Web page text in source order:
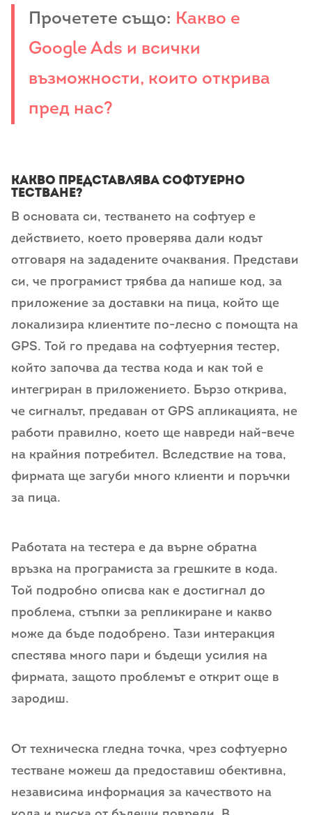
Прочетете също: Какво е
Google Ads и всички
възможности, които открива
пред нас?
Какво представлява софтуерно
тестване?
В основата си, тестването на софтуер е
действието, което проверява дали кодът
отговаря на зададените очаквания. Представи
си, че програмист трябва да напише код, за
приложение за доставки на пица, който ще
локализира клиентите по-лесно с помощта на
GPS. Той го предава на софтуерния тестер,
който започва да тества кода и как той е
интегриран в приложението. Бързо открива,
че сигналът, предаван от GPS апликацията, не
работи правилно, което ще навреди най-вече
на крайния потребител. Вследствие на това,
фирмата ще загуби много клиенти и поръчки
за пица.
Работата на тестера е да върне обратна
връзка на програмиста за грешките в кода.
Той подробно описва как е достигнал до
проблема, стъпки за репликиране и какво
може да бъде подобрено. Тази интеракция
спестява много пари и бъдещи усилия на
фирмата, защото проблемът е открит още в
зародиш.
От техническа гледна точка, чрез софтуерно
тестване можеш да предоставиш обективна,
независима информация за качеството на